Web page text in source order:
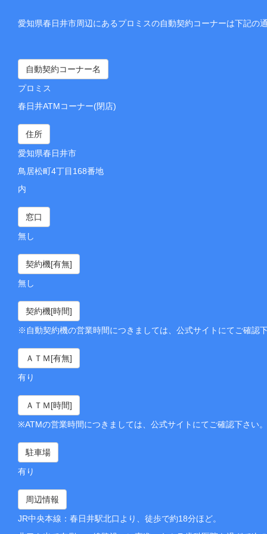
愛知県春日井市周辺にあるプロミスの自動契約コーナーは下記の通
自動契約コーナー名
プロミス
春日井ATMコーナー(閉店)
住所
愛知県春日井市
鳥居松町4丁目168番地
内
窓口
無し
契約機[有無]
無し
契約機[時間]
※自動契約機の営業時間につきましては、公式サイトにてご確認下
ＡＴＭ[有無]
有り
ＡＴＭ[時間]
※ATMの営業時間につきましては、公式サイトにてご確認下さい。
駐車場
有り
周辺情報
JR中央本線：春日井駅北口より、徒歩で約18分ほど。